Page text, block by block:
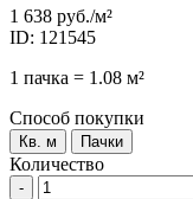
1 638 руб./м²
ID: 121545
1 пачка = 1.08 м²
Способ покупки
Кв. м Пачки
Количество
-